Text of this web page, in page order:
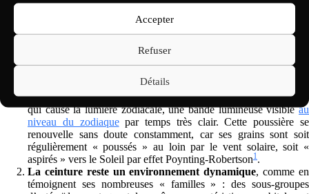
Accepter
Refuser
Détails
… Avec une organisation fascinante
L’immense anneau de débris que constitue la ceinture
composition ni dans son organisation, et des phénomènes fascinants
l’animent !
La ceinture est pleine de poussière très fine, et c’est celle-ci
qui cause la lumière zodiacale, une bande lumineuse visibleau
niveau du zodiaquepar temps très clair. Cette poussière se
renouvelle sans doute constamment, car ses grains sont soit
régulièrement « poussés » au loin par le vent solaire, soit «
aspirés » vers le Soleil par effet Poynting-Robertson1.
La ceinture reste un environnement dynamique, comme en
témoignent ses nombreuses « familles » : des sous-groupes